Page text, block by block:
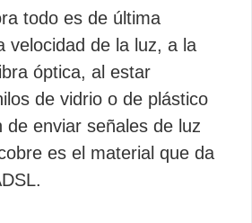
todo es de última
velocidad de la luz, a la
óptica, al estar
de vidrio o de plástico
de enviar señales de luz
es el material que da